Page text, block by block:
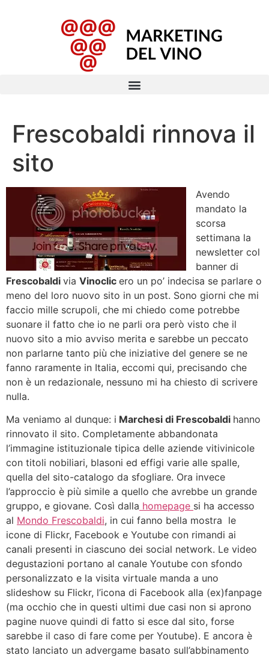
Frescobaldi rinnova il
sito
Avendo
mandato la
scorsa
settimana la
newsletter col
banner di
Frescobaldi via Vinoclic ero un po’ indecisa se parlare o
meno del loro nuovo sito in un post. Sono giorni che mi
faccio mille scrupoli, che mi chiedo come potrebbe
suonare il fatto che io ne parli ora però visto che il
nuovo sito a mio avviso merita e sarebbe un peccato
non parlarne tanto più che iniziative del genere se ne
fanno raramente in Italia, eccomi qui, precisando che
non è un redazionale, nessuno mi ha chiesto di scrivere
nulla.
Ma veniamo al dunque: i Marchesi di Frescobaldi hanno
rinnovato il sito. Completamente abbandonata
l’immagine istituzionale tipica delle aziende vitivinicole
con titoli nobiliari, blasoni ed effigi varie alle spalle,
quella del sito-catalogo da sfogliare. Ora invece
l’approccio è più simile a quello che avrebbe un grande
gruppo, e giovane. Così dalla homepage si ha accesso
al Mondo Frescobaldi, in cui fanno bella mostra le
icone di Flickr, Facebook e Youtube con rimandi ai
canali presenti in ciascuno dei social network. Le video
degustazioni portano al canale Youtube con sfondo
personalizzato e la visita virtuale manda a uno
slideshow su Flickr, l’icona di Facebook alla (ex)fanpage
(ma occhio che in questi ultimi due casi non si aprono
pagine nuove quindi di fatto si esce dal sito, forse
sarebbe il caso di fare come per Youtube). E ancora è
stato lanciato un advergame basato sull’abbinamento